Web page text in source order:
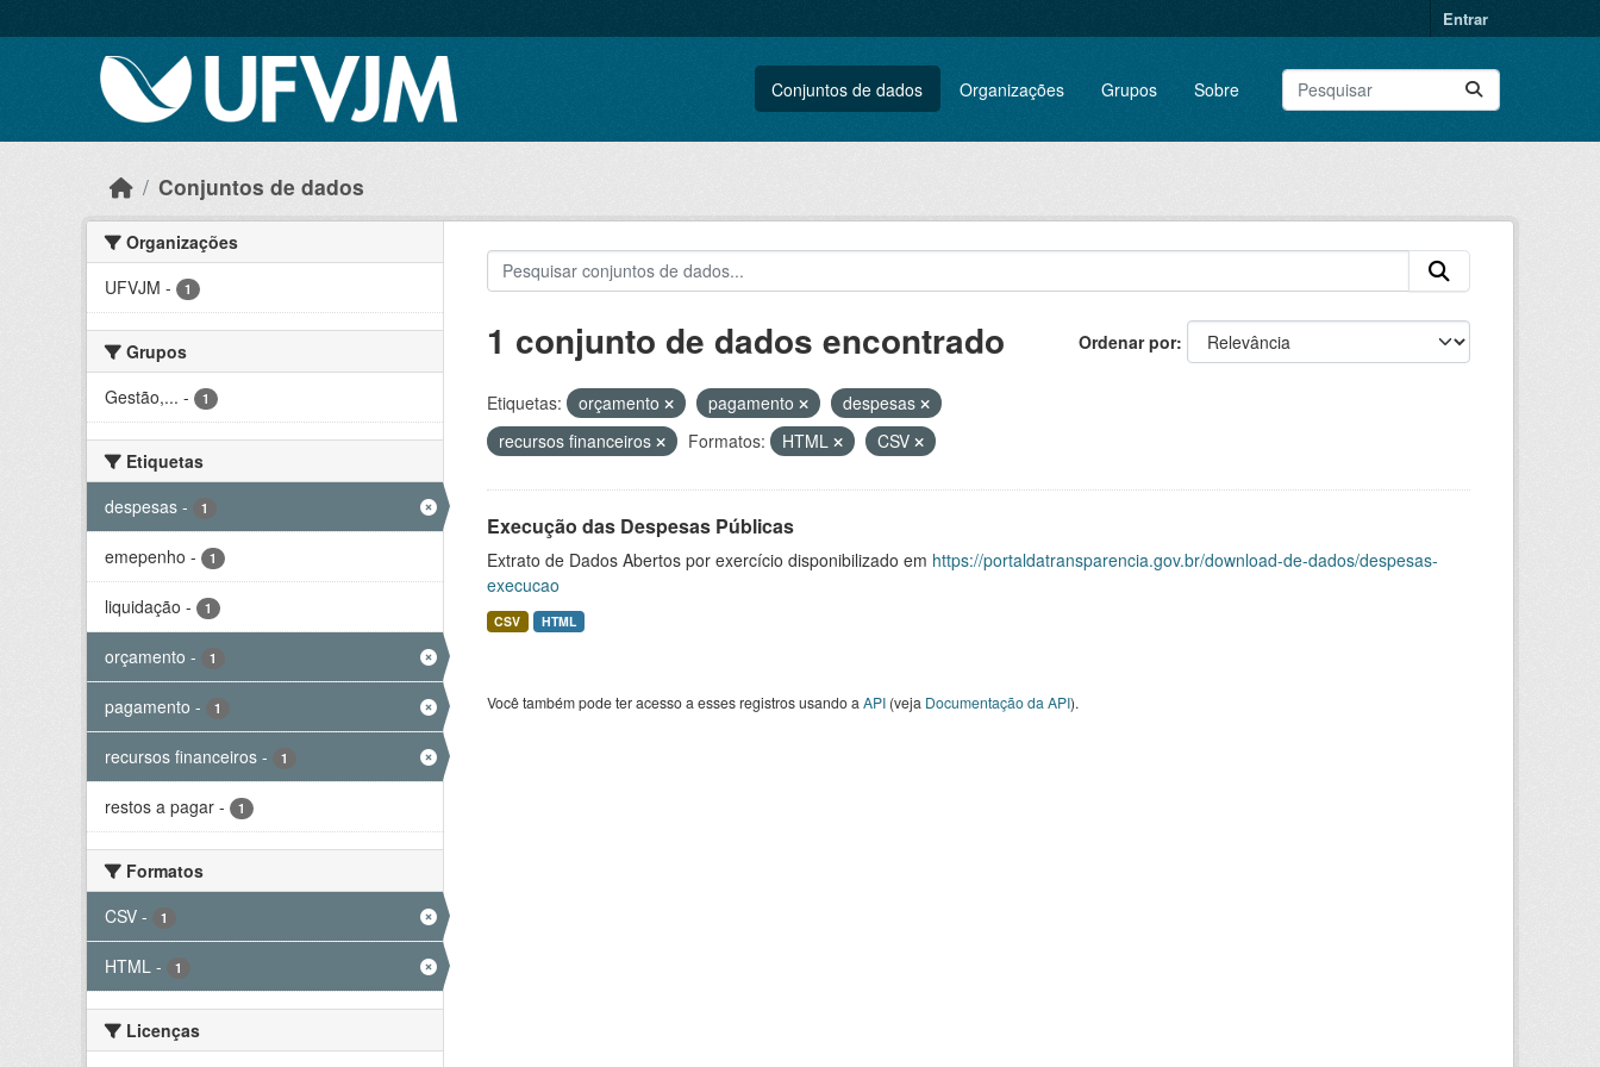
Entrar
Conjuntos de dados Organizações Grupos Sobre
Conjuntos de dados
Organizações
UFVJM - 1
Grupos
Gestão,... - 1
Etiquetas
despesas - 1
emepenho - 1
liquidação - 1
orçamento - 1
pagamento - 1
recursos financeiros - 1
restos a pagar - 1
Formatos
CSV - 1
HTML - 1
Licenças
Ordenar por
1 conjunto de dados encontrado
Etiquetas: orçamento pagamento
despesas
recursos financeiros
Formatos: HTML CSV
Execução das Despesas Públicas
Extrato de Dados Abertos por exercício disponibilizado em https://portaldatransparencia.gov.br/download-de-dados/despesas-
execucao
CSV HTML
Você também pode ter acesso a esses registros usando a API(veja Documentação da API).